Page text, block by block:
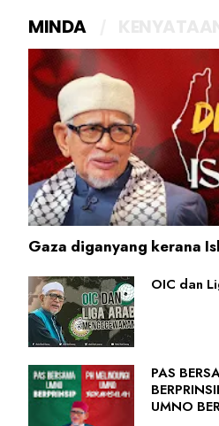
MINDA
Gaza diganyang kerana
OIC dan
PAS
UMNO